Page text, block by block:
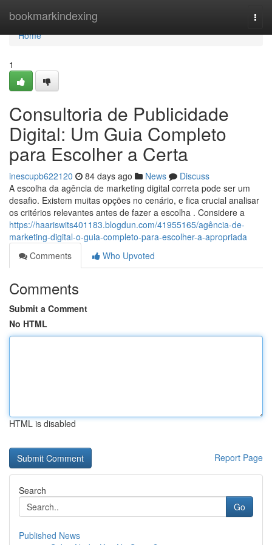
bookmarkindexing
Home
Home
1
Consultoria de Publicidade
Digital: Um Guia Completo
para Escolher a Certa
inescupb622120 84 days ago News
Discuss
A escolha da agência de marketing digital correta pode ser um
desafio. Existem muitas opções no cenário, e fica crucial analisar
os critérios relevantes antes de fazer a escolha . Considere a
https://haariswits401183.blogdun.com/41955165/agência-de-
marketing-digital-o-guia-completo-para-escolher-a-apropriada
Comments
Who Upvoted
Comments
Submit a Comment
No HTML
HTML is disabled
Report Page
Search
Go
Published News